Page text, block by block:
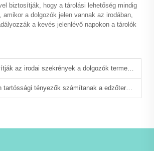
biztosítják, hogy a tárolási lehetőség mindig
amikor a dolgozók jelen vannak az irodában,
a kevés jelenlévő napokon a tárolók
szekrények a dolgozók termelékenységét és az irodaterület hatékonyságát?
tényezők számítanak a edzőterem szekrények kiválasztásakor?